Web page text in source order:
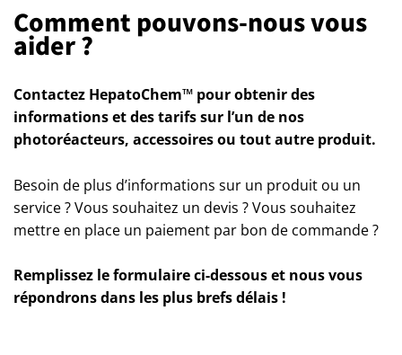
Comment pouvons-nous vous
aider ?
Contactez HepatoChem™ pour obtenir des
informations et des tarifs sur l’un de nos
photoréacteurs, accessoires ou tout autre produit.
Besoin de plus d’informations sur un produit ou un
service ? Vous souhaitez un devis ? Vous souhaitez
mettre en place un paiement par bon de commande ?
Remplissez le formulaire ci-dessous et nous vous
répondrons dans les plus brefs délais !